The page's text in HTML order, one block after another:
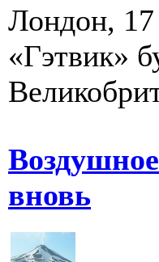
Лондон,
«Гэтвик»
вновь